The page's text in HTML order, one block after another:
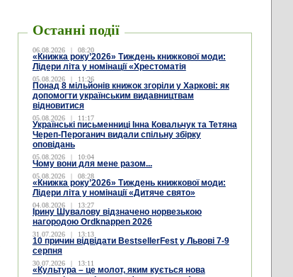
Останні події
06.08.2026 | 08:20
«Книжка року’2026» Тиждень книжкової моди:
Лідери літа у номінації «Хрестоматія
05.08.2026 | 11:26
Понад 8 мільйонів книжок згоріли у Харкові: як
допомогти українським видавництвам
відновитися
05.08.2026 | 11:17
Українські письменниці Інна Ковальчук та Тетяна
Череп-Пероганич видали спільну збірку
оповідань
05.08.2026 | 10:04
Чому вони для мене разом...
05.08.2026 | 08:28
«Книжка року’2026» Тиждень книжкової моди:
Лідери літа у номінації «Дитяче свято»
04.08.2026 | 13:27
Ірину Шувалову відзначено норвезькою
нагородою Ordknappen 2026
31.07.2026 | 13:13
10 причин відвідати BestsellerFest у Львові 7-9
серпня
30.07.2026 | 13:11
«Культура – це молот, яким кується нова